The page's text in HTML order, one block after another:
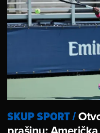
SKUP SPORT/